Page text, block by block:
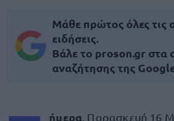
Μάθε πρώτος όλες τις
ειδήσεις.
Βάλε το proson.gr στα
αναζήτησης της
ήμερα , Παρασκευή 16